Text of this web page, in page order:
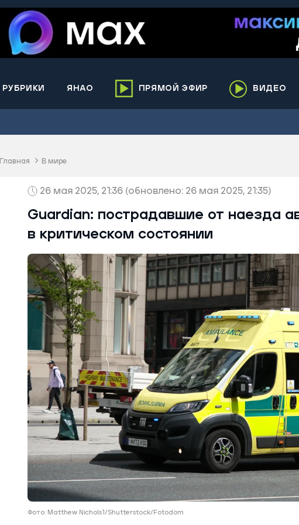
РУБРИКИ ЯНАО
Муравленко
Приуральский район
Пуровский район
Салехард
Тарко-Сале
Тазовский район
Шурышкарский район
Ямальский район
ПРЯМОЙ ЭФИР ВИДЕО
Главная В мире
26 мая 2025, 21:36 (обновлено: 26 мая 2025, 21:35)
Guardian: пострадавшие от наезда
в критическом состоянии
Фото: Matthew Nichols1/Shutterstock/Fotodom